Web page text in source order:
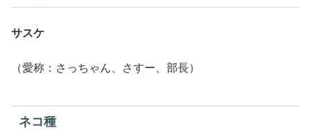
サスケ
（愛称：さっちゃん、さすー、部長）
ネコ種